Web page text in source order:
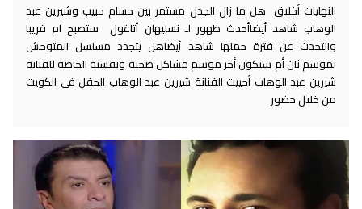
النهايات أخلاق هل ما زال الجدل مستمر بين حسام حبيب وشيرين عبد
الوهاب شاهد أيضاأحدث ظهور لـ نسليهان أتاغول ستصبح ام قريبا
والتحدث عن فترة حملها شاهد أيضاهل يتجدد مسلسل المتوحش
لموسم ثان أم سيكون أخر موسم مشاكل صحية ونفسية الخاصة للفنانة
شيرين عبد الوهاب أحييت الفنانة شيرين عبد الوهاب الحفل في الكويت
من خلال حضور